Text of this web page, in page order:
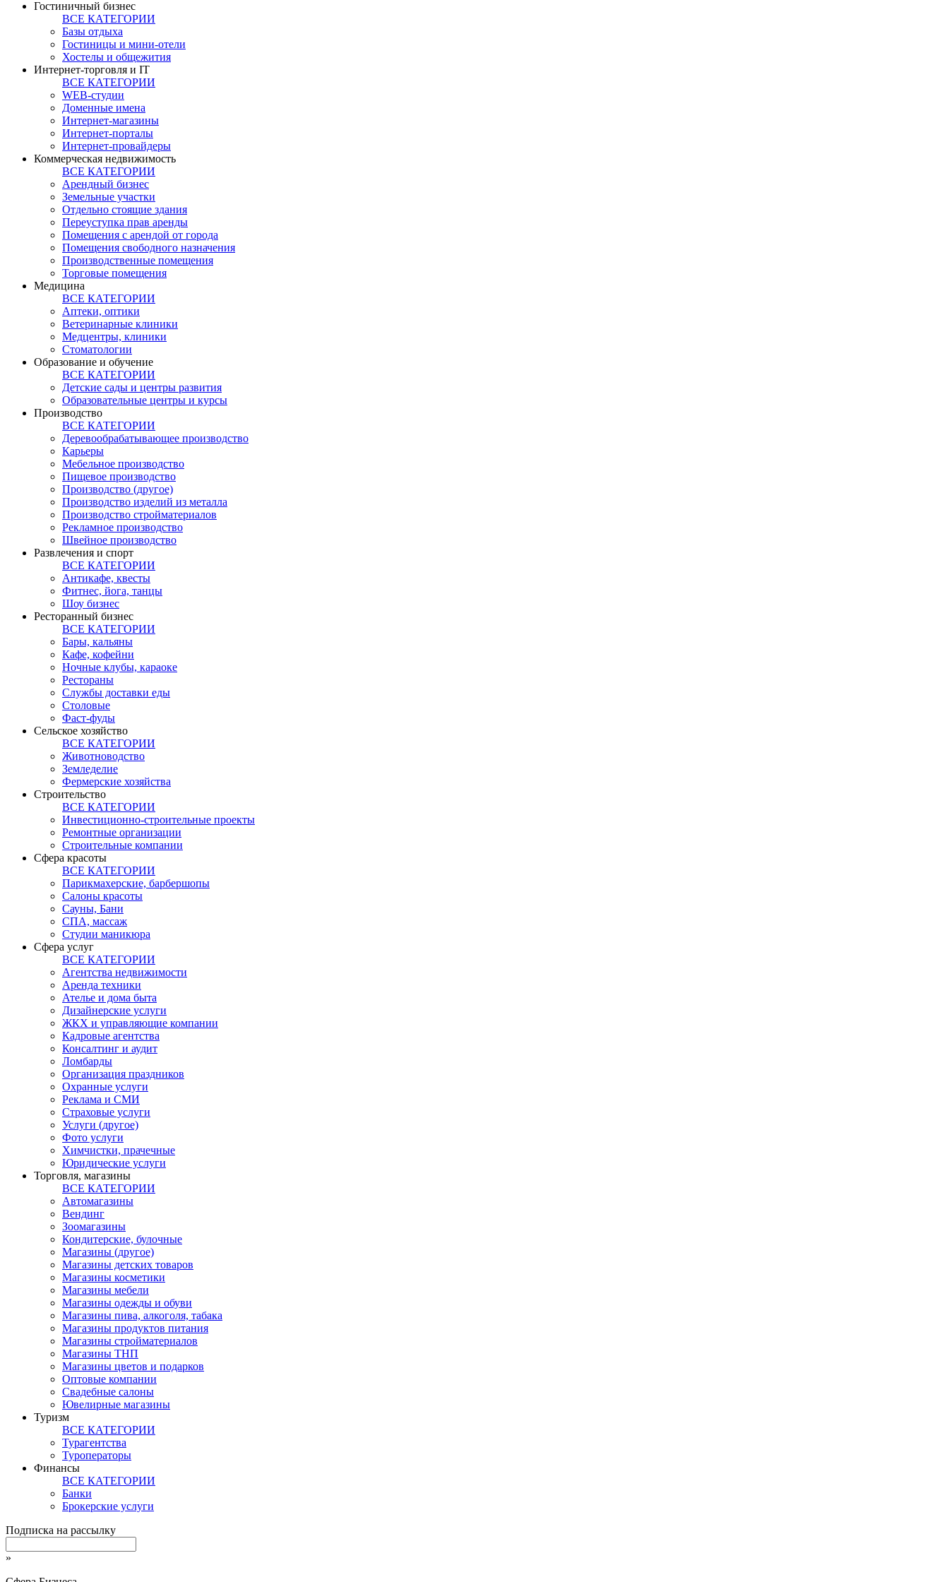
Гостиничный бизнес
ВСЕ КАТЕГОРИИ
Базы отдыха
Гостиницы и мини-отели
Хостелы и общежития
Интернет-торговля и IT
ВСЕ КАТЕГОРИИ
WEB-студии
Доменные имена
Интернет-магазины
Интернет-порталы
Интернет-провайдеры
Коммерческая недвижимость
ВСЕ КАТЕГОРИИ
Арендный бизнес
Земельные участки
Отдельно стоящие здания
Переуступка прав аренды
Помещения с арендой от города
Помещения свободного назначения
Производственные помещения
Торговые помещения
Медицина
ВСЕ КАТЕГОРИИ
Аптеки, оптики
Ветеринарные клиники
Медцентры, клиники
Стоматологии
Образование и обучение
ВСЕ КАТЕГОРИИ
Детские сады и центры развития
Образовательные центры и курсы
Производство
ВСЕ КАТЕГОРИИ
Деревообрабатывающее производство
Карьеры
Мебельное производство
Пищевое производство
Производство (другое)
Производство изделий из металла
Производство стройматериалов
Рекламное производство
Швейное производство
Развлечения и спорт
ВСЕ КАТЕГОРИИ
Антикафе, квесты
Фитнес, йога, танцы
Шоу бизнес
Ресторанный бизнес
ВСЕ КАТЕГОРИИ
Бары, кальяны
Кафе, кофейни
Ночные клубы, караоке
Рестораны
Службы доставки еды
Столовые
Фаст-фуды
Сельское хозяйство
ВСЕ КАТЕГОРИИ
Животноводство
Земледелие
Фермерские хозяйства
Строительство
ВСЕ КАТЕГОРИИ
Инвестиционно-строительные проекты
Ремонтные организации
Строительные компании
Сфера красоты
ВСЕ КАТЕГОРИИ
Парикмахерские, барбершопы
Салоны красоты
Сауны, Бани
СПА, массаж
Студии маникюра
Сфера услуг
ВСЕ КАТЕГОРИИ
Агентства недвижимости
Аренда техники
Ателье и дома быта
Дизайнерские услуги
ЖКХ и управляющие компании
Кадровые агентства
Консалтинг и аудит
Ломбарды
Организация праздников
Охранные услуги
Реклама и СМИ
Страховые услуги
Услуги (другое)
Фото услуги
Химчистки, прачечные
Юридические услуги
Торговля, магазины
ВСЕ КАТЕГОРИИ
Автомагазины
Вендинг
Зоомагазины
Кондитерские, булочные
Магазины (другое)
Магазины детских товаров
Магазины косметики
Магазины мебели
Магазины одежды и обуви
Магазины пива, алкоголя, табака
Магазины продуктов питания
Магазины стройматериалов
Магазины ТНП
Магазины цветов и подарков
Оптовые компании
Свадебные салоны
Ювелирные магазины
Туризм
ВСЕ КАТЕГОРИИ
Турагентства
Туроператоры
Финансы
ВСЕ КАТЕГОРИИ
Банки
Брокерские услуги
Подписка на рассылку
»